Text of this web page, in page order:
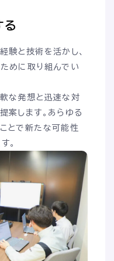
る
験と技術を活かし、
めに取り組んでい
な発想と迅速な対
案します。あらゆる
とで新たな可能性
。